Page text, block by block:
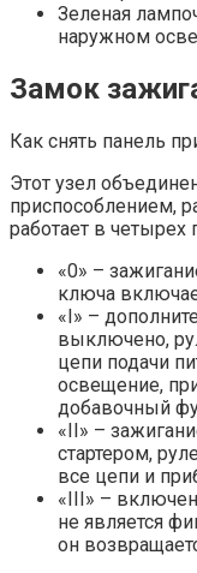
Зеленая
наружном
Замок
Как снять панель
Этот узел
приспособлением,
работает в четырех
«0» –
ключа
«I» –
выключено,
цепи подачи
освещение,
добавочный
«II» –
стартером,
все цепи и
«III» –
не является
он